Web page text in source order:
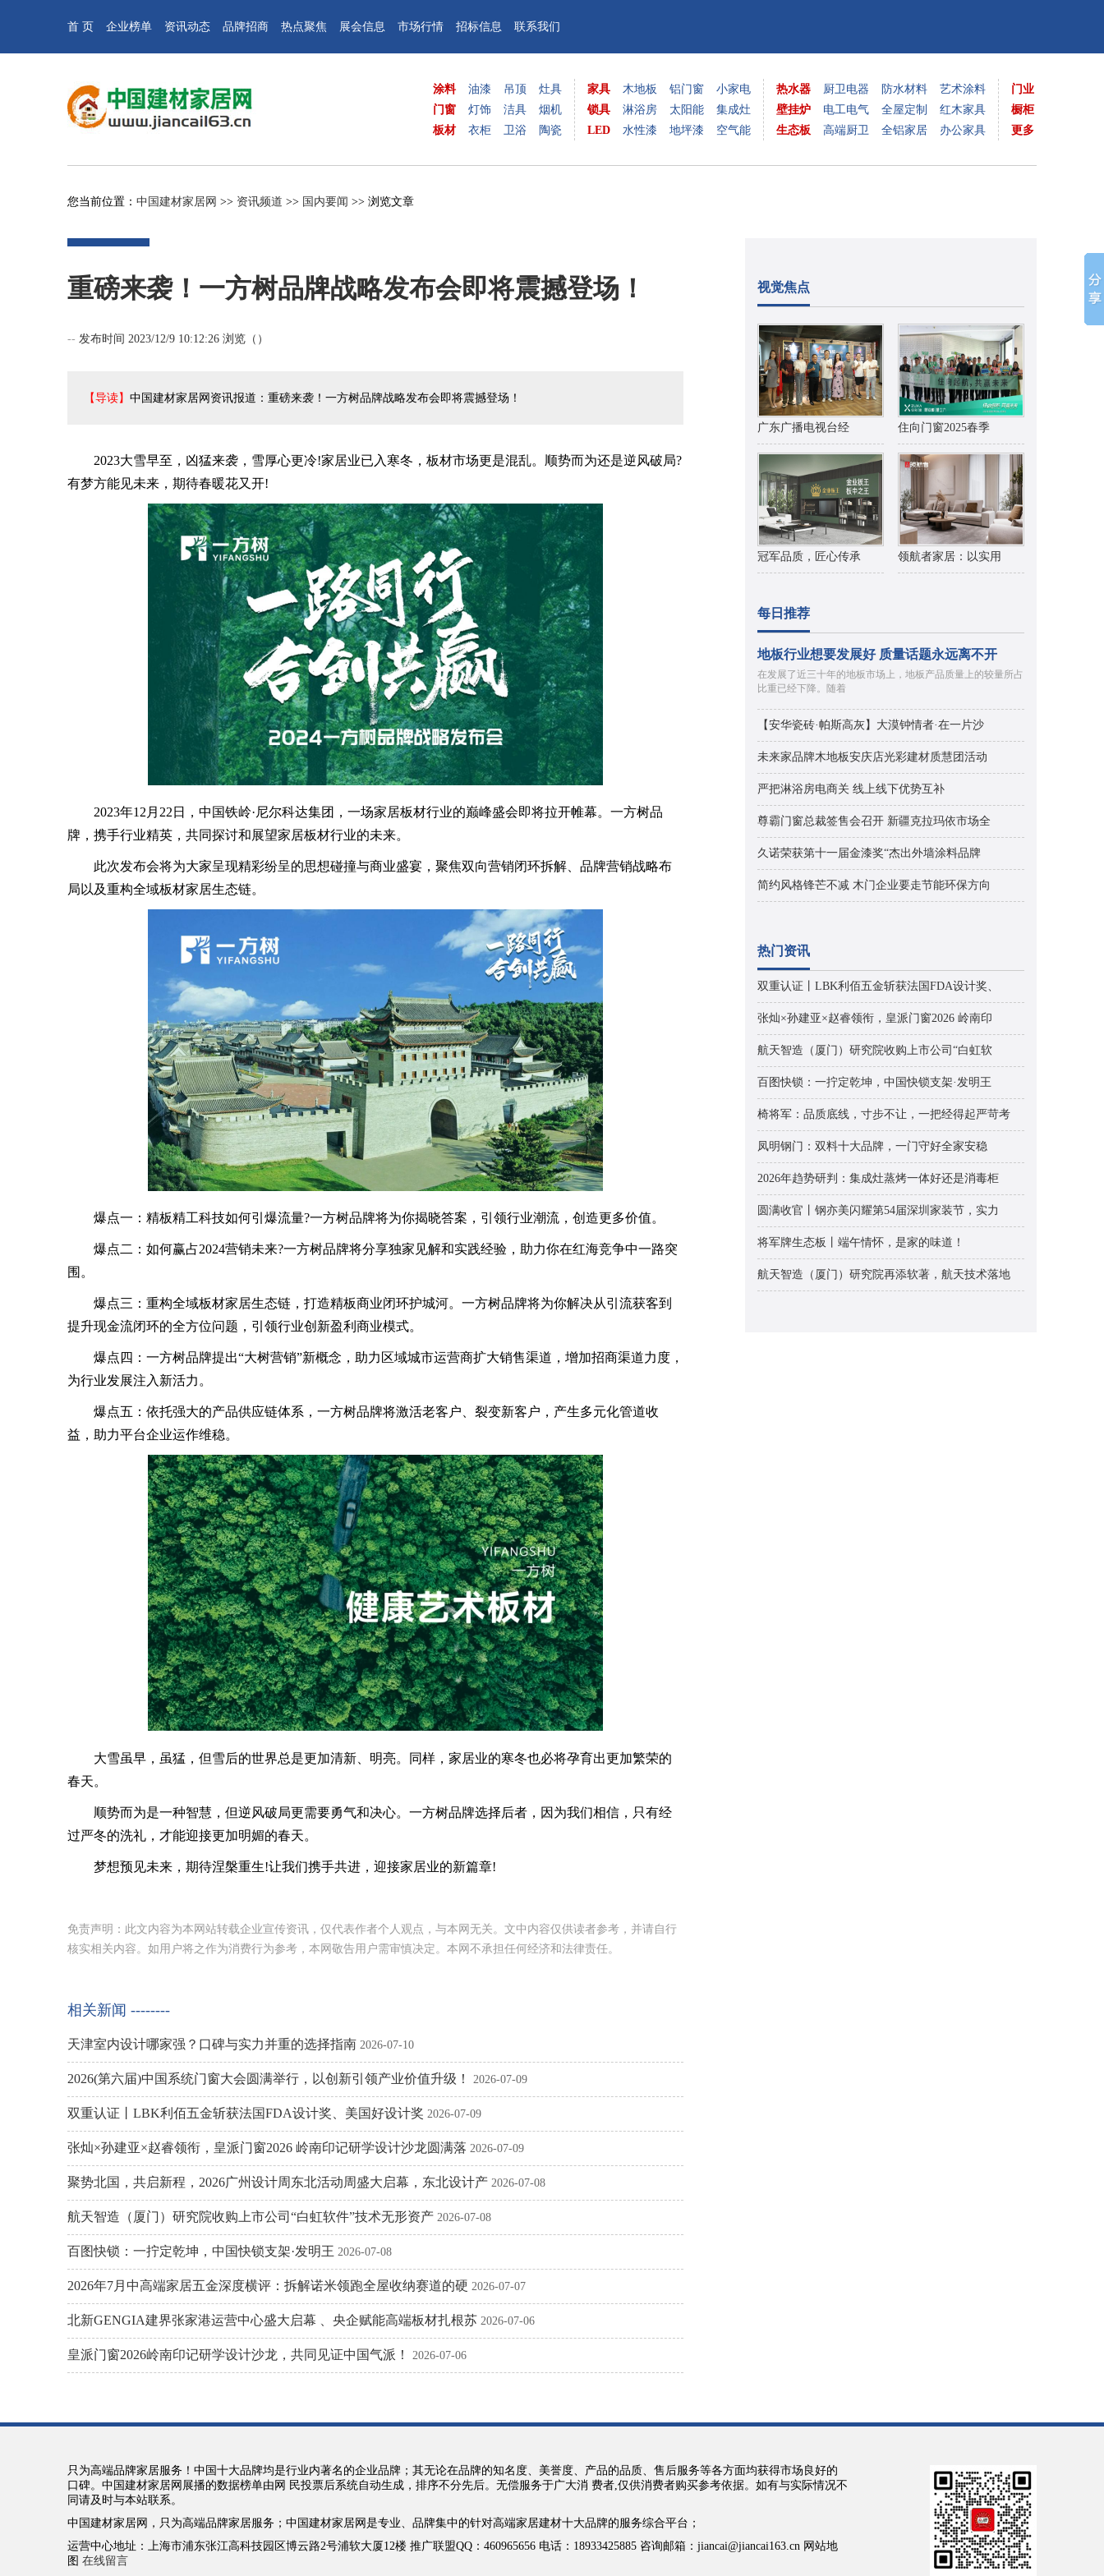
首 页 企业榜单 资讯动态 品牌招商 热点聚焦 展会信息 市场行情 招标信息 联系我们
涂料
门窗
板材
油漆
灯饰
衣柜
吊顶
洁具
卫浴
灶具
烟机
陶瓷
家具
锁具
LED
木地板
淋浴房
水性漆
铝门窗
太阳能
地坪漆
小家电
集成灶
空气能
热水器
壁挂炉
生态板
厨卫电器
电工电气
高端厨卫
防水材料
全屋定制
全铝家居
艺术涂料
红木家具
办公家具
门业
橱柜
更多
您当前位置： 中国建材家居网 >> 资讯频道 >> 国内要闻 >> 浏览文章
重磅来袭！一方树品牌战略发布会即将震撼登场！
-- 发布时间 2023/12/9 10:12:26 浏览（ ）
【导读】 中国建材家居网资讯报道：重磅来袭！一方树品牌战略发布会即将震撼登场！
2023大雪早至，凶猛来袭，雪厚心更冷!家居业已入寒冬，板材市场更是混乱。顺势而为还是逆风破局?
有梦方能见未来，期待春暖花又开!
2023年12月22日，中国铁岭·尼尔科达集团，一场家居板材行业的巅峰盛会即将拉开帷幕。一方树品
牌，携手行业精英，共同探讨和展望家居板材行业的未来。
此次发布会将为大家呈现精彩纷呈的思想碰撞与商业盛宴，聚焦双向营销闭环拆解、品牌营销战略布
局以及重构全域板材家居生态链。
爆点一：精板精工科技如何引爆流量?一方树品牌将为你揭晓答案，引领行业潮流，创造更多价值。
爆点二：如何赢占2024营销未来?一方树品牌将分享独家见解和实践经验，助力你在红海竞争中一路突
围。
爆点三：重构全域板材家居生态链，打造精板商业闭环护城河。一方树品牌将为你解决从引流获客到
提升现金流闭环的全方位问题，引领行业创新盈利商业模式。
爆点四：一方树品牌提出“大树营销”新概念，助力区域城市运营商扩大销售渠道，增加招商渠道力度，
为行业发展注入新活力。
爆点五：依托强大的产品供应链体系，一方树品牌将激活老客户、裂变新客户，产生多元化管道收
益，助力平台企业运作维稳。
大雪虽早，虽猛，但雪后的世界总是更加清新、明亮。同样，家居业的寒冬也必将孕育出更加繁荣的
春天。
顺势而为是一种智慧，但逆风破局更需要勇气和决心。一方树品牌选择后者，因为我们相信，只有经
过严冬的洗礼，才能迎接更加明媚的春天。
梦想预见未来，期待涅槃重生!让我们携手共进，迎接家居业的新篇章!
免责声明：此文内容为本网站转载企业宣传资讯，仅代表作者个人观点，与本网无关。文中内容仅供读者参考，并请自行
核实相关内容。如用户将之作为消费行为参考，本网敬告用户需审慎决定。本网不承担任何经济和法律责任。
相关新闻 --------
天津室内设计哪家强？口碑与实力并重的选择指南 2026-07-10
2026(第六届)中国系统门窗大会圆满举行，以创新引领产业价值升级！ 2026-07-09
双重认证丨LBK利佰五金斩获法国FDA设计奖、美国好设计奖 2026-07-09
张灿×孙建亚×赵睿领衔，皇派门窗2026 岭南印记研学设计沙龙圆满落 2026-07-09
聚势北国，共启新程，2026广州设计周东北活动周盛大启幕，东北设计产 2026-07-08
航天智造（厦门）研究院收购上市公司“白虹软件”技术无形资产 2026-07-08
百图快锁：一拧定乾坤，中国快锁支架·发明王 2026-07-08
2026年7月中高端家居五金深度横评：拆解诺米领跑全屋收纳赛道的硬 2026-07-07
北新GENGIA建界张家港运营中心盛大启幕 、央企赋能高端板材扎根苏 2026-07-06
皇派门窗2026岭南印记研学设计沙龙，共同见证中国气派！ 2026-07-06
视觉焦点
广东广播电视台经 住向门窗2025春季
冠军品质，匠心传承 领航者家居：以实用
每日推荐
地板行业想要发展好 质量话题永远离不开
在发展了近三十年的地板市场上，地板产品质量上的较量所占
比重已经下降。随着
【安华瓷砖·帕斯高灰】大漠钟情者·在一片沙
未来家品牌木地板安庆店光彩建材质慧团活动
严把淋浴房电商关 线上线下优势互补
尊霸门窗总裁签售会召开 新疆克拉玛依市场全
久诺荣获第十一届金漆奖“杰出外墙涂料品牌
简约风格锋芒不减 木门企业要走节能环保方向
热门资讯
双重认证丨LBK利佰五金斩获法国FDA设计奖、
张灿×孙建亚×赵睿领衔，皇派门窗2026 岭南印
航天智造（厦门）研究院收购上市公司“白虹软
百图快锁：一拧定乾坤，中国快锁支架·发明王
椅将军：品质底线，寸步不让，一把经得起严苛考
凤明钢门：双料十大品牌，一门守好全家安稳
2026年趋势研判：集成灶蒸烤一体好还是消毒柜
圆满收官丨钢亦美闪耀第54届深圳家装节，实力
将军牌生态板丨端午情怀，是家的味道！
航天智造（厦门）研究院再添软著，航天技术落地
只为高端品牌家居服务！中国十大品牌均是行业内著名的企业品牌；其无论在品牌的知名度、美誉度、产品的品质、售后服务等各方面均获得市场良好的
口碑。中国建材家居网展播的数据榜单由网 民投票后系统自动生成，排序不分先后。无偿服务于广大消 费者,仅供消费者购买参考依据。如有与实际情况不
同请及时与本站联系。
中国建材家居网，只为高端品牌家居服务；中国建材家居网是专业、品牌集中的针对高端家居建材十大品牌的服务综合平台；
运营中心地址：上海市浦东张江高科技园区博云路2号浦软大厦12楼 推广联盟QQ：460965656 电话：18933425885 咨询邮箱：jiancai@jiancai163.cn 网站地
图 在线留言